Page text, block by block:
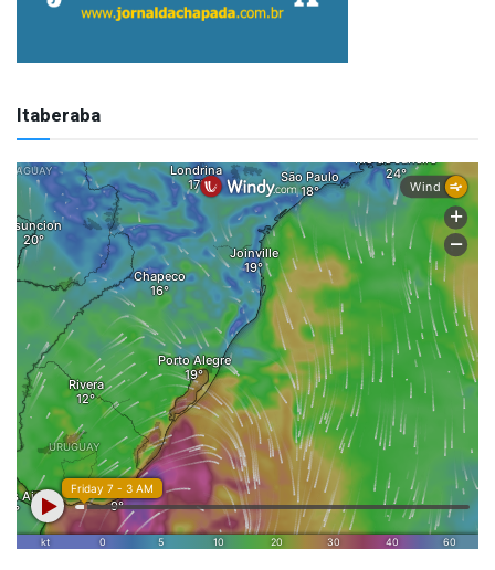
Itaberaba